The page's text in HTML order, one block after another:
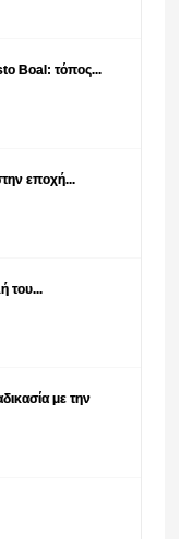
Boal: τόπος...
εποχή...
του...
με την